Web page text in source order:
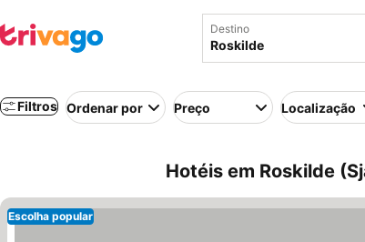
Destino
Filtros Ordenar por Preço Localização
Hotéis em Roskilde
Escolha popular